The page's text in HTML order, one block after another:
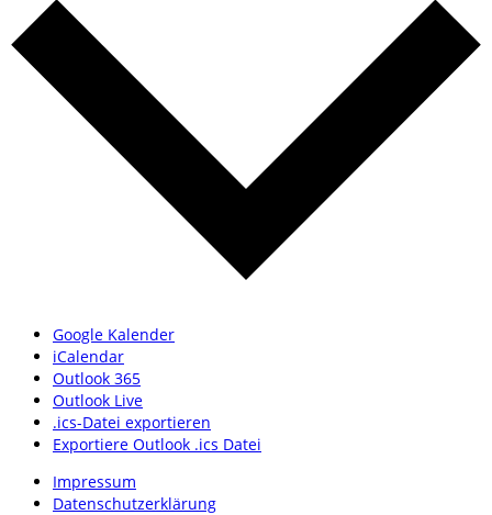
Google Kalender
iCalendar
Outlook 365
Outlook Live
.ics-Datei exportieren
Exportiere Outlook .ics Datei
Impressum
Datenschutzerklärung